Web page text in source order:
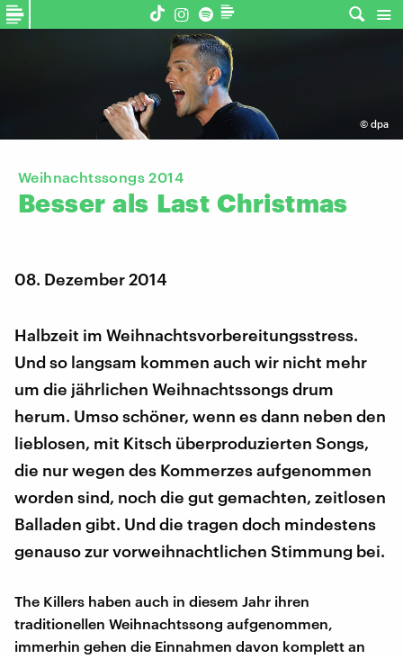
© dpa
Weihnachtssongs 2014
Besser als Last Christmas
08. Dezember 2014
Halbzeit im Weihnachtsvorbereitungsstress.
Und so langsam kommen auch wir nicht mehr
um die jährlichen Weihnachtssongs drum
herum. Umso schöner, wenn es dann neben den
lieblosen, mit Kitsch überproduzierten Songs,
die nur wegen des Kommerzes aufgenommen
worden sind, noch die gut gemachten, zeitlosen
Balladen gibt. Und die tragen doch mindestens
genauso zur vorweihnachtlichen Stimmung bei.
The Killers haben auch in diesem Jahr ihren
traditionellen Weihnachtssong aufgenommen,
immerhin gehen die Einnahmen davon komplett an